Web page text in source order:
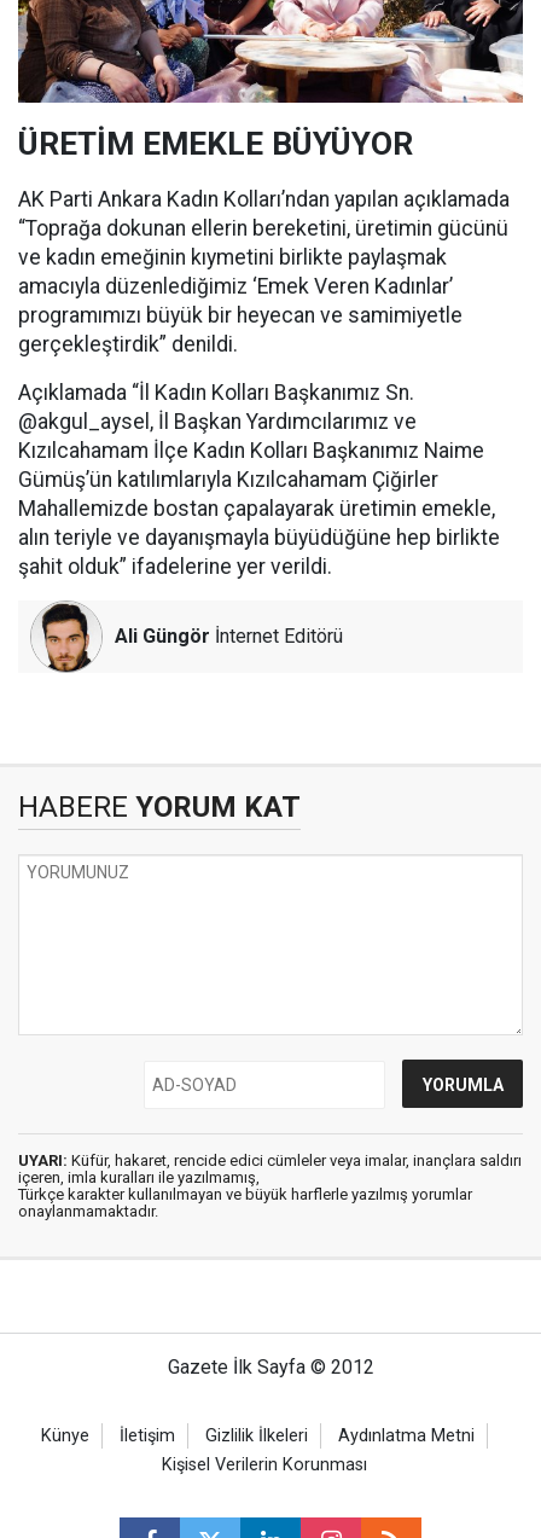
ÜRETİM EMEKLE BÜYÜYOR
AK Parti Ankara Kadın Kolları’ndan yapılan açıklamada
“Toprağa dokunan ellerin bereketini, üretimin gücünü
ve kadın emeğinin kıymetini birlikte paylaşmak
amacıyla düzenlediğimiz ‘Emek Veren Kadınlar’
programımızı büyük bir heyecan ve samimiyetle
gerçekleştirdik” denildi.
Açıklamada “İl Kadın Kolları Başkanımız Sn.
@akgul_aysel, İl Başkan Yardımcılarımız ve
Kızılcahamam İlçe Kadın Kolları Başkanımız Naime
Gümüş’ün katılımlarıyla Kızılcahamam Çiğirler
Mahallemizde bostan çapalayarak üretimin emekle,
alın teriyle ve dayanışmayla büyüdüğüne hep birlikte
şahit olduk” ifadelerine yer verildi.
Ali Güngör İnternet Editörü
HABERE YORUM KAT
UYARI: Küfür, hakaret, rencide edici cümleler veya imalar, inançlara saldırı
içeren, imla kuralları ile yazılmamış,
Türkçe karakter kullanılmayan ve büyük harflerle yazılmış yorumlar
onaylanmamaktadır.
Gazete İlk Sayfa © 2012
Künye İletişim Gizlilik İlkeleri
Aydınlatma Metni
Kişisel Verilerin Korunması